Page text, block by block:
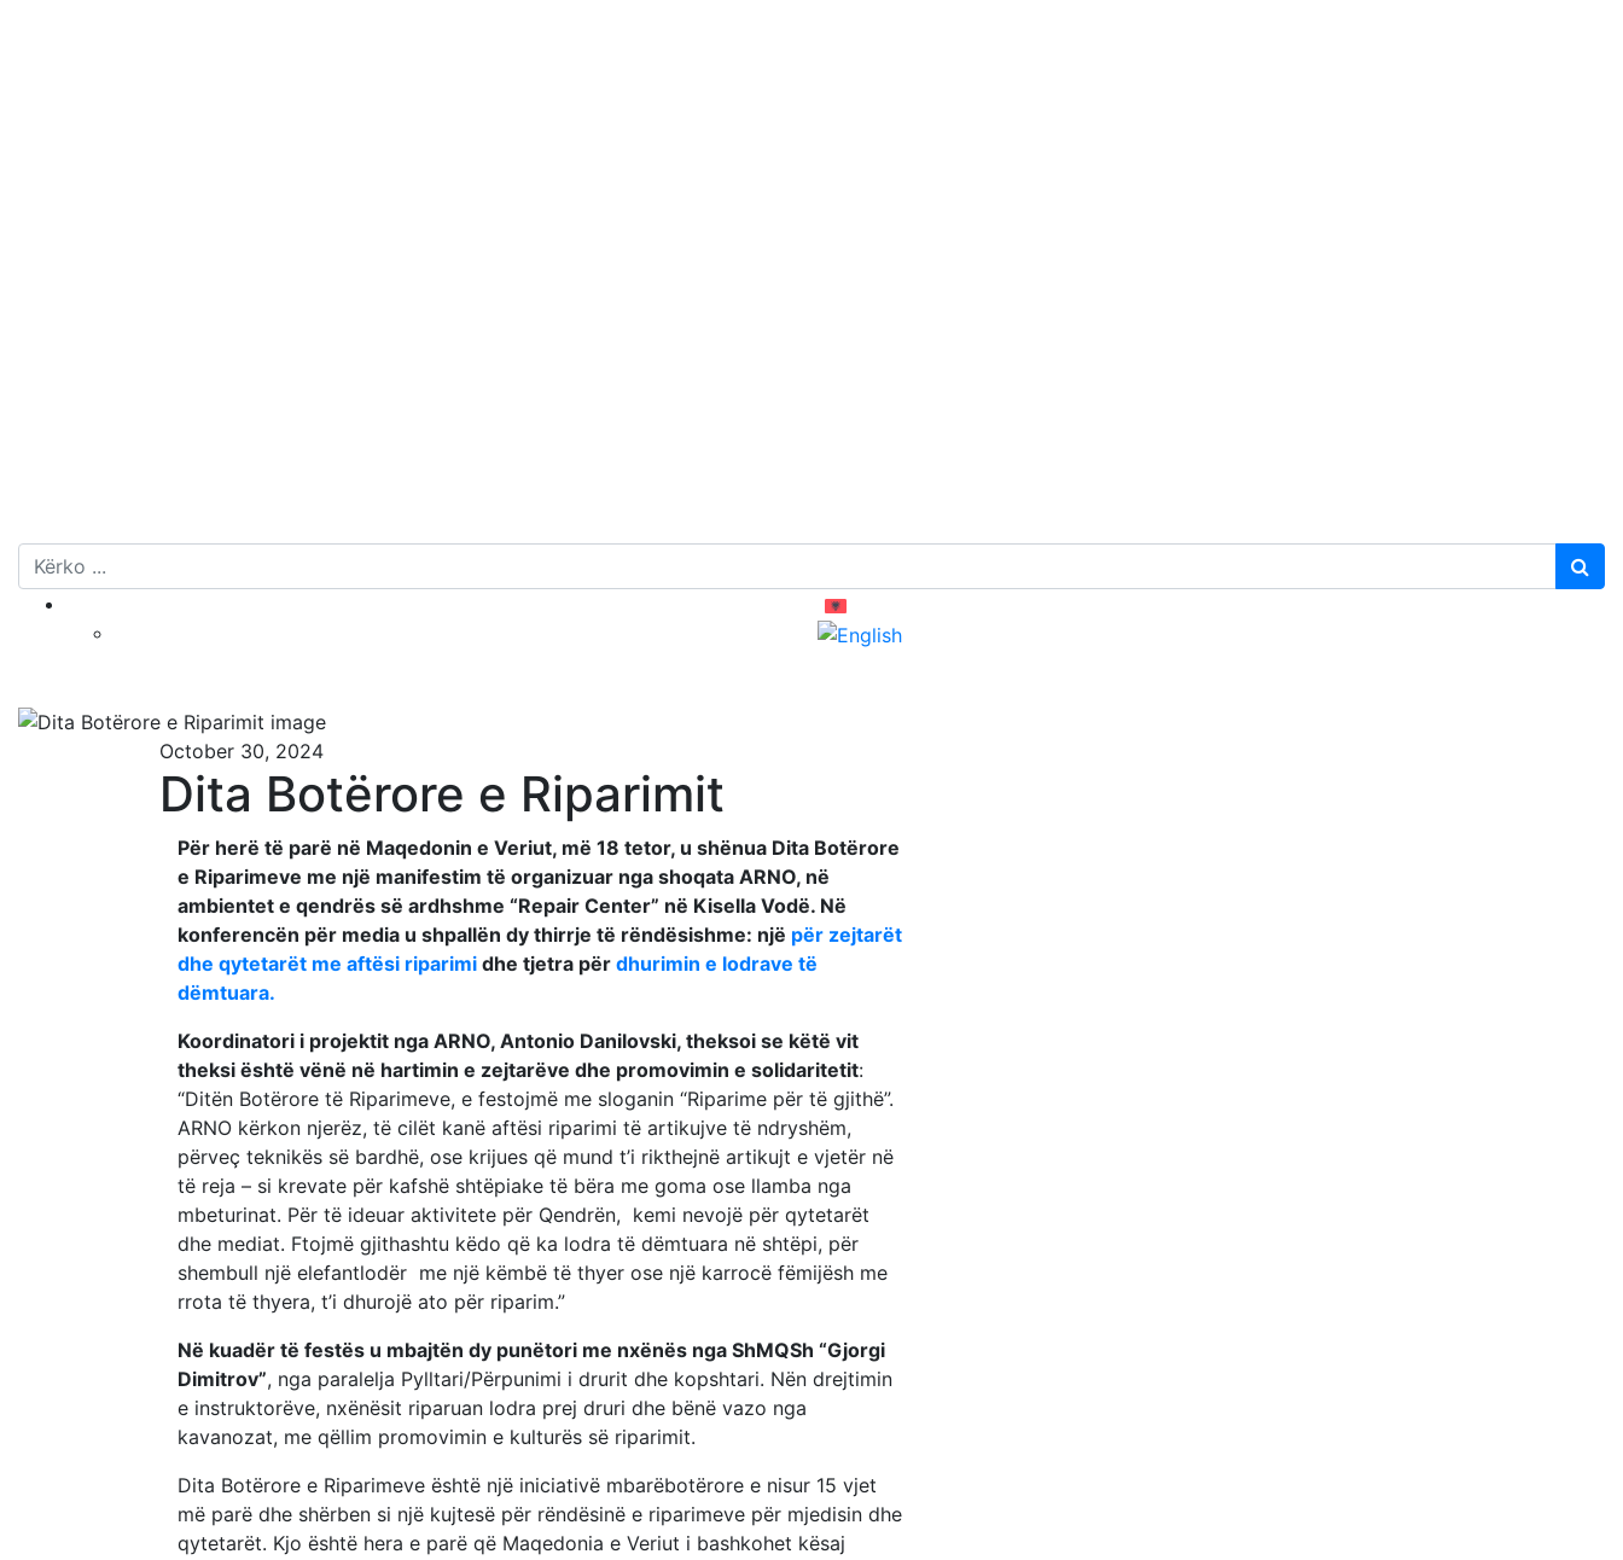
October 30, 2024
Dita Botërore e Riparimit
Për herë të parë në Maqedonin e Veriut, më 18 tetor, u shënua Dita Botërore
e Riparimeve me një manifestim të organizuar nga shoqata ARNO, në
ambientet e qendrës së ardhshme “Repair Center” në Kisella Vodë. Në
konferencën për media u shpallën dy thirrje të rëndësishme: një për zejtarët
dhe qytetarët me aftësi riparimi dhe tjetra për dhurimin e lodrave të
dëmtuara.
Koordinatori i projektit nga ARNO, Antonio Danilovski, theksoi se këtë vit
theksi është vënë në hartimin e zejtarëve dhe promovimin e solidaritetit:
“Ditën Botërore të Riparimeve, e festojmë me sloganin “Riparime për të gjithë”.
ARNO kërkon njerëz, të cilët kanë aftësi riparimi të artikujve të ndryshëm,
përveç teknikës së bardhë, ose krijues që mund t’i rikthejnë artikujt e vjetër në
të reja – si krevate për kafshë shtëpiake të bëra me goma ose llamba nga
mbeturinat. Për të ideuar aktivitete për Qendrën, kemi nevojë për qytetarët
dhe mediat. Ftojmë gjithashtu këdo që ka lodra të dëmtuara në shtëpi, për
shembull një elefantlodër me një këmbë të thyer ose një karrocë fëmijësh me
rrota të thyera, t’i dhurojë ato për riparim.”
Në kuadër të festës u mbajtën dy punëtori me nxënës nga ShMQSh “Gjorgi
Dimitrov”, nga paralelja Pylltari/Përpunimi i drurit dhe kopshtari. Nën drejtimin
e instruktorëve, nxënësit riparuan lodra prej druri dhe bënë vazo nga
kavanozat, me qëllim promovimin e kulturës së riparimit.
Dita Botërore e Riparimeve është një iniciativë mbarëbotërore e nisur 15 vjet
më parë dhe shërben si një kujtesë për rëndësinë e riparimeve për mjedisin dhe
qytetarët. Kjo është hera e parë që Maqedonia e Veriut i bashkohet kësaj